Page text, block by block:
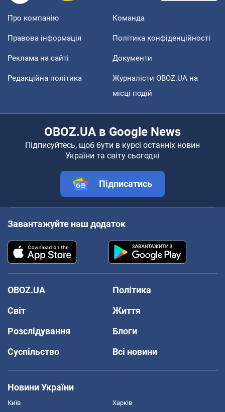
Про компанію Команда
Правова інформація Політика конфіденційності
Реклама на сайті Документи
Редакційна політика
Журналісти OBOZ.UA на
місці подій
OBOZ.UA в Google News
Підписуйтесь, щоб бути в курсі останніх новин
України та світу сьогодні
Підписатись
Завантажуйте наш додаток
OBOZ.UA
Політика
Світ
Життя
Розслідування
Блоги
Суспільство
Всі новини
Новини України
Київ Харків